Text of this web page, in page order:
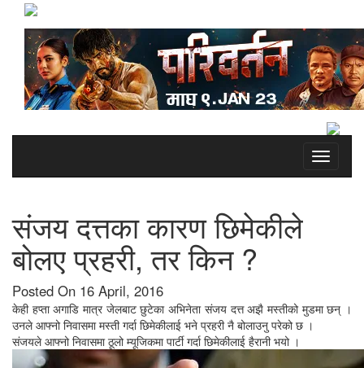
Toggle
संजय दत्तका कारण छिमेकीले
बोलए प्रहरी, तर किन ?
Posted On 16 April, 2016
केही हप्ता अगाडि मात्र जेलबाट छुटेका अभिनेता संजय दत्त अझै मस्तीको मुडमा छन् ।
उनले आफ्नो निवासमा मस्ती गर्दा छिमेकीलाई भने प्रहरी नै बोलाउनु परेको छ ।
संजयले आफ्नो निवासमा ठूलो म्यूजिकमा पार्टी गर्दा छिमेकीलाई हैरानी भयो ।